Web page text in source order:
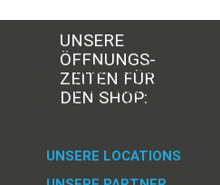
UNSERE
ÖFFNUNGS­
ZEITEN FÜR
DEN SHOP:
Mi - 11:00-17:00 Uhr
Do -11:00-17:00 Uhr
Fr - 11:00-17:00 Uhr
UNSERE LOCATIONS